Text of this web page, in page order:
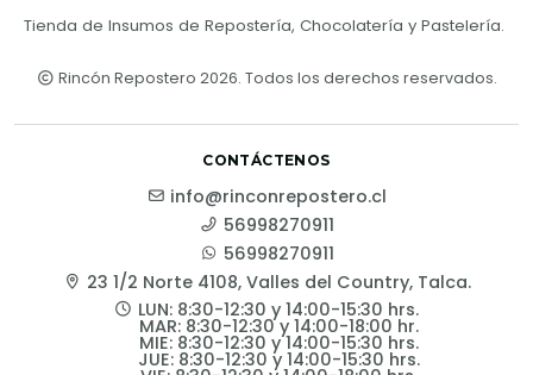
Tienda de Insumos de Repostería, Chocolatería y Pastelería.
Rincón Repostero 2026. Todos los derechos reservados.
CONTÁCTENOS
info@rinconrepostero.cl
56998270911
56998270911
23 1/2 Norte 4108, Valles del Country, Talca.
LUN: 8:30-12:30 y 14:00-15:30 hrs.
MAR: 8:30-12:30 y 14:00-18:00 hr.
MIE: 8:30-12:30 y 14:00-15:30 hrs.
JUE: 8:30-12:30 y 14:00-15:30 hrs.